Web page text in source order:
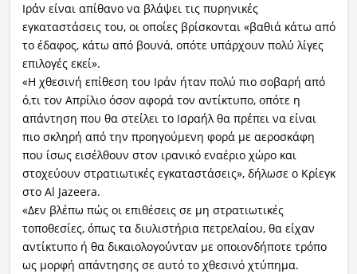
Ιράν είναι απίθανο να βλάψει τις πυρηνικές
εγκαταστάσεις του, οι οποίες βρίσκονται «βαθιά κάτω από
το έδαφος, κάτω από βουνά, οπότε υπάρχουν πολύ λίγες
επιλογές εκεί».
«Η χθεσινή επίθεση του Ιράν ήταν πολύ πιο σοβαρή από
ό,τι τον Απρίλιο όσον αφορά τον αντίκτυπο, οπότε η
απάντηση που θα στείλει το Ισραήλ θα πρέπει να είναι
πιο σκληρή από την προηγούμενη φορά με αεροσκάφη
που ίσως εισέλθουν στον ιρανικό εναέριο χώρο και
στοχεύουν στρατιωτικές εγκαταστάσεις», δήλωσε ο Κρίεγκ
στο Al Jazeera.
«Δεν βλέπω πώς οι επιθέσεις σε μη στρατιωτικές
τοποθεσίες, όπως τα διυλιστήρια πετρελαίου, θα είχαν
αντίκτυπο ή θα δικαιολογούνταν με οποιονδήποτε τρόπο
ως μορφή απάντησης σε αυτό το χθεσινό χτύπημα.